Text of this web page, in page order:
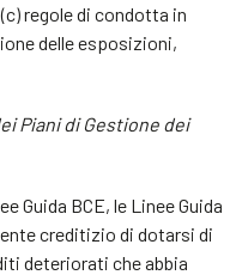
regole di condotta in
delle esposizioni,
Piani di Gestione dei
Guida BCE, le Linee Guida
ente creditizio di dotarsi di
deteriorati che abbia